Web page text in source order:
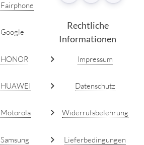
Fairphone
Google
HONOR
HUAWEI
Motorola
Samsung
Rechtliche
Informationen
Impressum
Datenschutz
Widerrufsbelehrung
Lieferbedingungen